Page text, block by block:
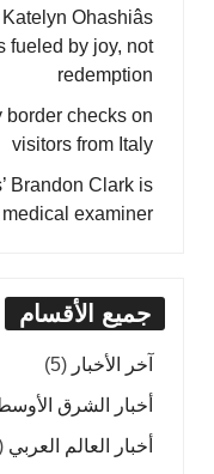
Katelyn Ohashiâs
fueled by joy, not
redemption
border checks on
visitors from Italy
Brandon Clark is
examiner
جميع الأقسام
آخر الأخبار (5)
أخبار الشرق
أخبار العالم العربي